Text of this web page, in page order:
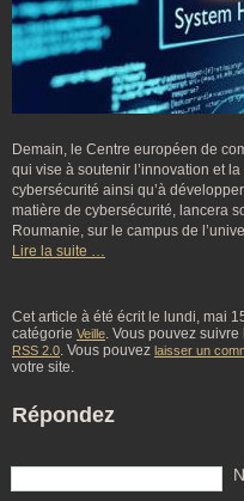
Demain, le Centre européen de
qui vise à soutenir l’innovation et
cybersécurité ainsi qu’à
matière de cybersécurité, lancera
Roumanie, sur le campus de
Lire la suite …
Cet article à été écrit le lundi, mai
catégorie Veille. Vous pouvez
RSS 2.0. Vous pouvez laisser un
votre site.
Répondez